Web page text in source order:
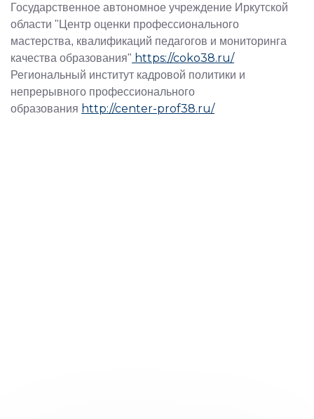
Государственное автономное учреждение Иркутской
области "Центр оценки профессионального
мастерства, квалификаций педагогов и мониторинга
качества образования" https://coko38.ru/
Региональный институт кадровой политики и
непрерывного профессионального
образования http://center-prof38.ru/